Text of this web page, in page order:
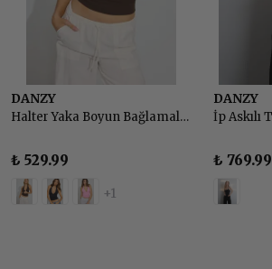
DANZY
Halter Yaka Boyun Bağlamalı Sırt Dekolteli Top Body
₺ 529.99
+1
DANZY
₺ 769.99